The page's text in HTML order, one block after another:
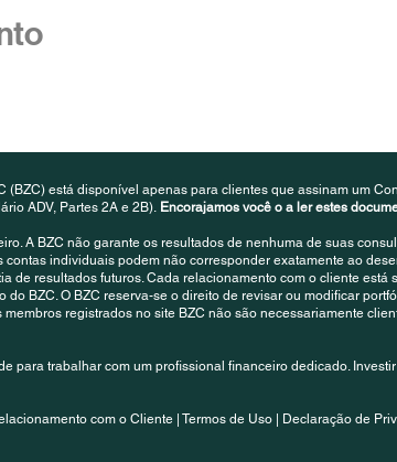
está disponível apenas para clientes que assinam um
ADV, Partes 2A e 2B). Encorajamos você o a ler estes
A BZC não garante os resultados de nenhuma de suas
individuais podem não corresponder exatamente ao
de resultados futuros. Cada relacionamento com o cliente está
BZC. O BZC reserva-se o direito de revisar ou modificar
registrados no site BZC não são necessariamente
para trabalhar com um profissional financeiro dedicado.
com o Cliente | Termos de Uso | Declaração de